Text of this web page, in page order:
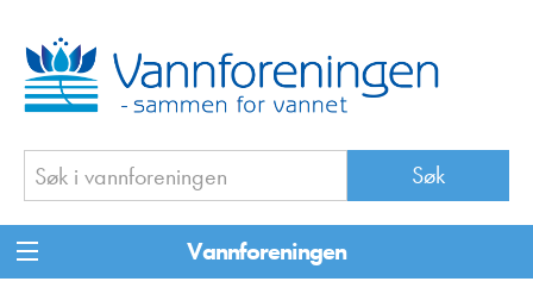
Vannforeningen